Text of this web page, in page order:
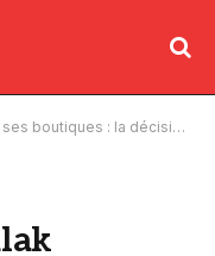
inattendue du célèbre chef pâtissier